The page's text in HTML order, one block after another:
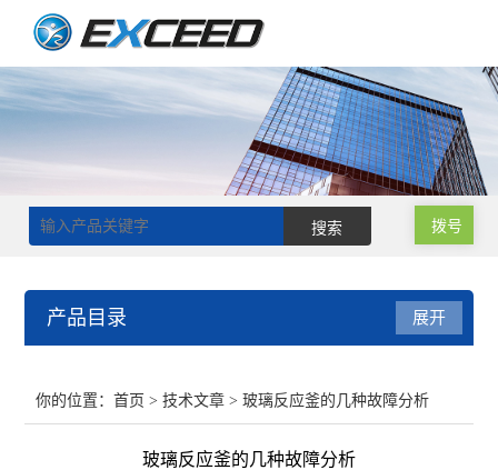
拨号
产品目录 展开
你的位置：首页 >技术文章 > 玻璃反应釜的几种故障分析
玻璃反应釜的几种故障分析